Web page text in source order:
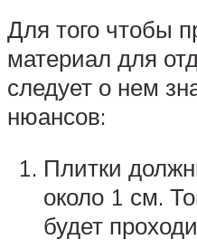
Для того чтобы
материал для
следует о нем
нюансов:
Плитки
около 1 см.
будет